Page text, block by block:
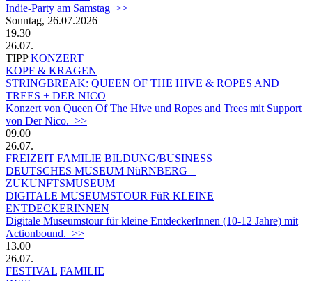
Indie-Party am Samstag >>
Sonntag, 26.07.2026
19.30
26.07.
TIPP KONZERT
KOPF & KRAGEN
STRINGBREAK: QUEEN OF THE HIVE & ROPES AND
TREES + DER NICO
Konzert von Queen Of The Hive und Ropes and Trees mit Support
von Der Nico. >>
09.00
26.07.
FREIZEIT FAMILIE BILDUNG/BUSINESS
DEUTSCHES MUSEUM NüRNBERG –
ZUKUNFTSMUSEUM
DIGITALE MUSEUMSTOUR FüR KLEINE
ENTDECKERINNEN
Digitale Museumstour für kleine EntdeckerInnen (10-12 Jahre) mit
Actionbound. >>
13.00
26.07.
FESTIVAL FAMILIE